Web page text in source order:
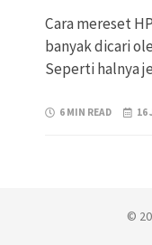
Cara mereset
banyak dicari
Seperti halnya
6 MIN READ 16
©